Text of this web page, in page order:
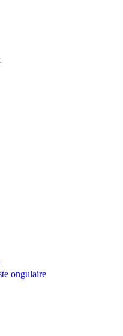
ongulaire